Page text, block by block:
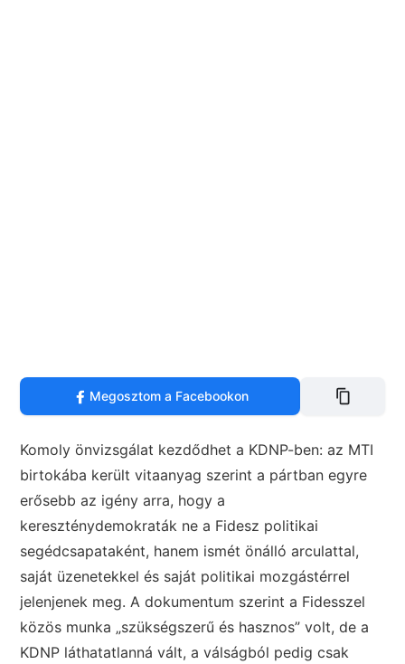
Megosztom a Facebookon
Komoly önvizsgálat kezdődhet a KDNP-ben: az MTI
birtokába került vitaanyag szerint a pártban egyre
erősebb az igény arra, hogy a
kereszténydemokraták ne a Fidesz politikai
segédcsapataként, hanem ismét önálló arculattal,
saját üzenetekkel és saját politikai mozgástérrel
jelenjenek meg. A dokumentum szerint a Fidesszel
közös munka „szükségszerű és hasznos” volt, de a
KDNP láthatatlanná vált, a válságból pedig csak